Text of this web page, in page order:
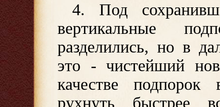
4. Под
вертикальные
разделились, но в
это - чистейший
качестве
рухнуть быстрее